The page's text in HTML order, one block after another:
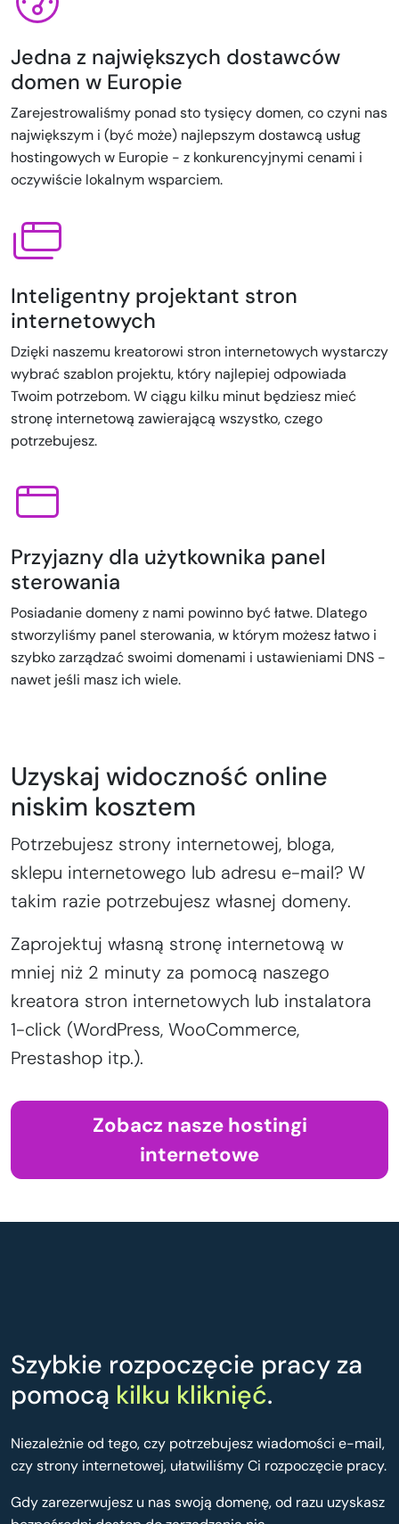
Jedna z największych dostawców
domen w Europie
Zarejestrowaliśmy ponad sto tysięcy domen, co czyni nas
największym i (być może) najlepszym dostawcą usług
hostingowych w Europie - z konkurencyjnymi cenami i
oczywiście lokalnym wsparciem.
Inteligentny projektant stron
internetowych
Dzięki naszemu kreatorowi stron internetowych wystarczy
wybrać szablon projektu, który najlepiej odpowiada
Twoim potrzebom. W ciągu kilku minut będziesz mieć
stronę internetową zawierającą wszystko, czego
potrzebujesz.
Przyjazny dla użytkownika panel
sterowania
Posiadanie domeny z nami powinno być łatwe. Dlatego
stworzyliśmy panel sterowania, w którym możesz łatwo i
szybko zarządzać swoimi domenami i ustawieniami DNS -
nawet jeśli masz ich wiele.
Uzyskaj widoczność online
niskim kosztem
Potrzebujesz strony internetowej, bloga,
sklepu internetowego lub adresu e-mail? W
takim razie potrzebujesz własnej domeny.
Zaprojektuj własną stronę internetową w
mniej niż 2 minuty za pomocą naszego
kreatora stron internetowych lub instalatora
1-click (WordPress, WooCommerce,
Prestashop itp.).
Zobacz nasze hostingi
internetowe
Szybkie rozpoczęcie pracy za
pomocą kilku kliknięć.
Niezależnie od tego, czy potrzebujesz wiadomości e-mail,
czy strony internetowej, ułatwiliśmy Ci rozpoczęcie pracy.
Gdy zarezerwujesz u nas swoją domenę, od razu uzyskasz